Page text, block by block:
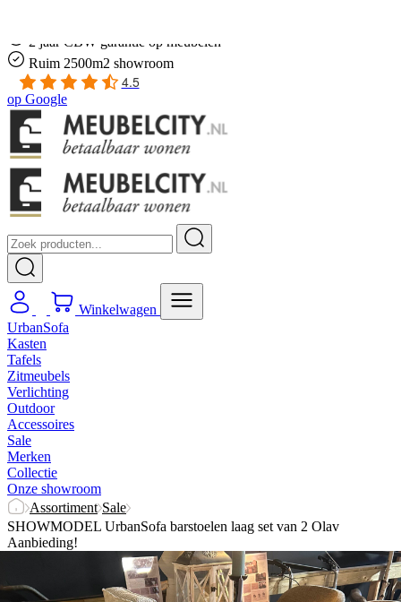
2 jaar CBW garantie op meubelen
Ruim 2500m2 showroom
4.5
op Google
Winkelwagen
UrbanSofa
Kasten
Tafels
Zitmeubels
Verlichting
Outdoor
Accessoires
Sale
Merken
Collectie
Onze showroom
Assortiment Sale
SHOWMODEL UrbanSofa barstoelen laag set van 2 Olav
Aanbieding!